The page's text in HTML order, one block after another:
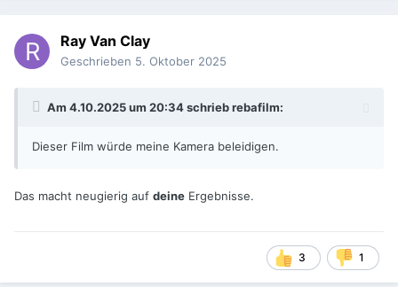
Ray Van Clay
Geschrieben 5. Oktober 2025
Am 4.10.2025 um 20:34 schriebrebafilm:
Dieser Film würde meine Kamera beleidigen.
Das macht neugierig auf deine Ergebnisse.
3 1